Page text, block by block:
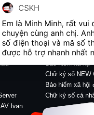
KẾT
Chữ ký số
Chữ ký số CA2 -
Bảo hiểm xã hội
Chữ ký số NEW
Bảo hiểm xã hội
Chữ ký số cá
Ivan
CSKH
Em là Minh Minh, rất vui
chuyện cùng anh chị.
số điện thoại và mã số
được hỗ trợ nhanh nhất